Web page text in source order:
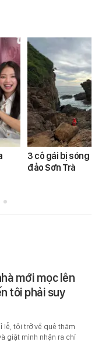
3 cô gái bị sóng
đảo Sơn Trà
mới mọc lên
tôi phải suy
lễ, tôi trở về quê thăm
giật mình nhận ra chỉ